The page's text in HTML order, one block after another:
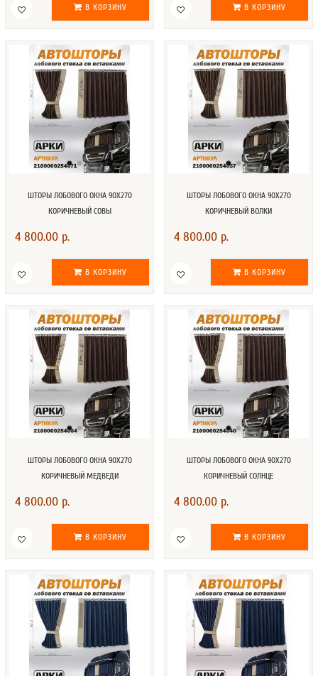
В КОРЗИНУ В КОРЗИНУ
ШТОРЫ ЛОБОВОГО ОКНА 90Х270
КОРИЧНЕВЫЙ СОВЫ
4 800.00 р.
В КОРЗИНУ
ШТОРЫ ЛОБОВОГО ОКНА 90Х270
КОРИЧНЕВЫЙ ВОЛКИ
4 800.00 р.
В КОРЗИНУ
ШТОРЫ ЛОБОВОГО ОКНА 90Х270
КОРИЧНЕВЫЙ МЕДВЕДИ
4 800.00 р.
В КОРЗИНУ
ШТОРЫ ЛОБОВОГО ОКНА 90Х270
КОРИЧНЕВЫЙ СОЛНЦЕ
4 800.00 р.
В КОРЗИНУ